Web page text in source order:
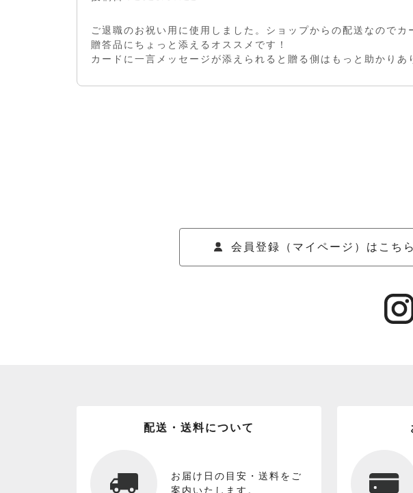
ご退職のお祝い用に使用しました。ショップからの配送なので
贈答品にちょっと添えるオススメです！
カードに一言メッセージが添えられると贈る側はもっと助かりあ
会員登録（マイページ）はこちら
配送・送料について
お届け日の目安・送料をご
案内いたします。